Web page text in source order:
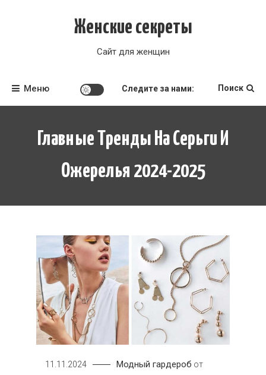
Женские секреты
Сайт для женщин
Меню Следите за нами: Поиск
Главные Тренды На Серьги И
Ожерелья 2024-2025
11.11.2024 Модный гардероб от